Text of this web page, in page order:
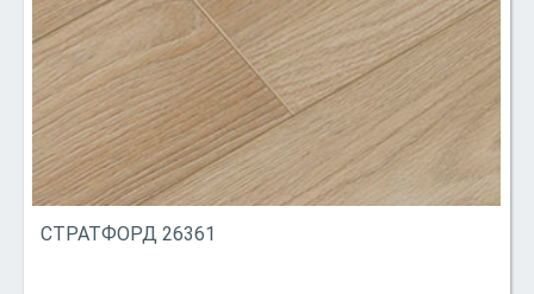
СТРАТФОРД 26361